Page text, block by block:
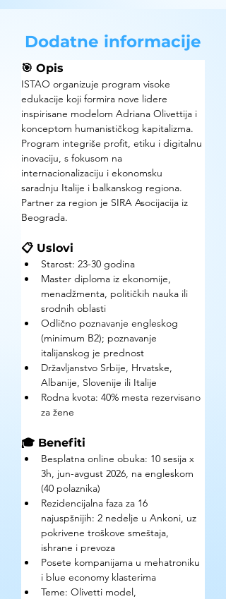
Dodatne informacije
🎯 Opis
ISTAO organizuje program visoke
edukacije koji formira nove lidere
inspirisane modelom Adriana Olivettija i
konceptom humanističkog kapitalizma.
Program integriše profit, etiku i digitalnu
inovaciju, s fokusom na
internacionalizaciju i ekonomsku
saradnju Italije i balkanskog regiona.
Partner za region je SIRA Asocijacija iz
Beograda.
📋 Uslovi
Starost: 23-30 godina
Master diploma iz ekonomije,
menadžmenta, političkih nauka ili
srodnih oblasti
Odlično poznavanje engleskog
(minimum B2); poznavanje
italijanskog je prednost
Državljanstvo Srbije, Hrvatske,
Albanije, Slovenije ili Italije
Rodna kvota: 40% mesta rezervisano
za žene
🎓 Benefiti
Besplatna online obuka: 10 sesija x
3h, jun-avgust 2026, na engleskom
(40 polaznika)
Rezidencijalna faza za 16
najuspšnijih: 2 nedelje u Ankoni, uz
pokrivene troškove smeštaja,
ishrane i prevoza
Posete kompanijama u mehatroniku
i blue economy klasterima
Teme: Olivetti model,